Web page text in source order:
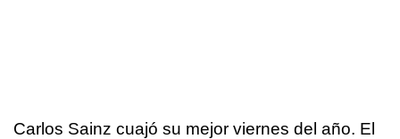
Carlos Sainz cuajó su mejor viernes del año. El